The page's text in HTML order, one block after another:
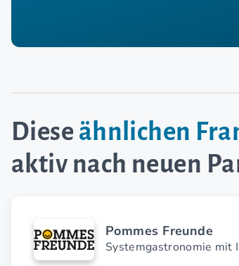
Diese ähnlichen
aktiv nach neuen
Pommes Freunde
Systemgastronomie mit